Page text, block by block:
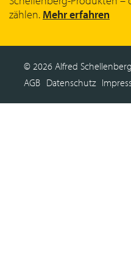
zählen. Mehr erfahren
© 2026 Alfred
AGB Datenschutz